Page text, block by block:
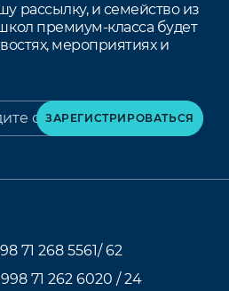
рассылку, и семейство из
премиум-класса будет
мероприятиях и
71 268 5561/ 62
71 262 6020 / 24